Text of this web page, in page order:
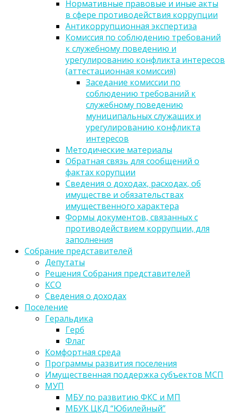
Нормативные правовые и иные акты
в сфере противодействия коррупции
Антикоррупционная экспертиза
Комиссия по соблюдению требований
к служебному поведению и
урегулированию конфликта интересов
(аттестационная комиссия)
Заседание комиссии по
соблюдению требований к
служебному поведению
муниципальных служащих и
урегулированию конфликта
интересов
Методические материалы
Обратная связь для сообщений о
фактах корупции
Сведения о доходах, расходах, об
имуществе и обязательствах
имущественного характера
Формы документов, связанных с
противодействием коррупции, для
заполнения
Собрание представителей
Депутаты
Решения Собрания представителей
КСО
Сведения о доходах
Поселение
Геральдика
Герб
Флаг
Комфортная среда
Программы развития поселения
Имущественная поддержка субъектов МСП
МУП
МБУ по развитию ФКС и МП
МБУК ЦКД “Юбилейный”